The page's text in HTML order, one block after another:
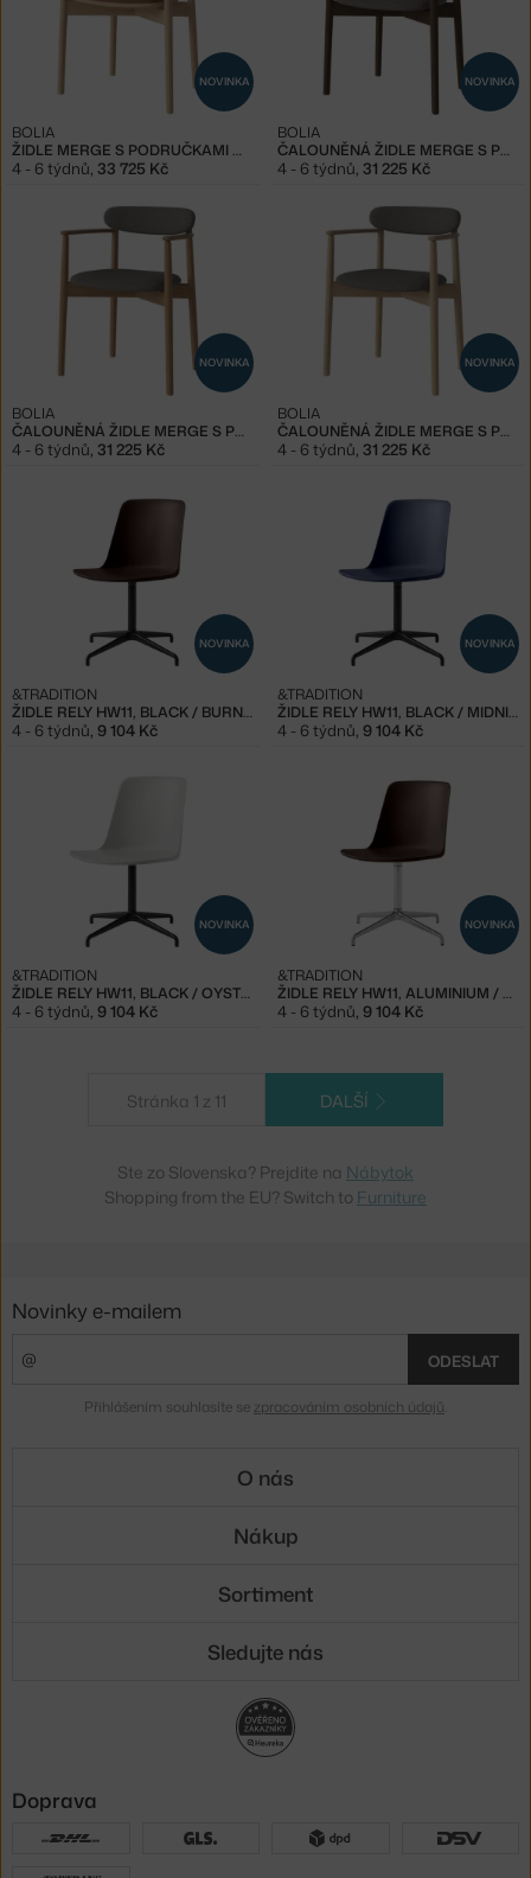
NOVINKA
ŽIDLE MERGE S PODRUČKAMI WHITE OAK, COGNAC
BOLIA
4 - 6 týdnů, 33 725 Kč
NOVINKA
ČALOUNĚNÁ ŽIDLE MERGE S PODRUČKAMI DARK OAK, STEEL GREY
BOLIA
4 - 6 týdnů, 31 225 Kč
NOVINKA
ČALOUNĚNÁ ŽIDLE MERGE S PODRUČKAMI OILED OAK, STEEL GREY
BOLIA
4 - 6 týdnů, 31 225 Kč
NOVINKA
ČALOUNĚNÁ ŽIDLE MERGE S PODRUČKAMI WHITE OAK, STEEL GREY
BOLIA
4 - 6 týdnů, 31 225 Kč
NOVINKA
ŽIDLE RELY HW11, BLACK / BURNT UMBER
&TRADITION
4 - 6 týdnů, 9 104 Kč
NOVINKA
ŽIDLE RELY HW11, BLACK / MIDNIGHT
&TRADITION
4 - 6 týdnů, 9 104 Kč
NOVINKA
ŽIDLE RELY HW11, BLACK / OYSTER
&TRADITION
4 - 6 týdnů, 9 104 Kč
NOVINKA
ŽIDLE RELY HW11, ALUMINIUM / BURNT UMBER
&TRADITION
4 - 6 týdnů, 9 104 Kč
Stránka 1 z 11 DALŠÍ
Ste zo Slovenska? Prejdite na Nábytok
Shopping from the EU? Switch to Furniture
Novinky e-mailem
ODESLAT
Přihlášením souhlasíte se zpracováním osobních údajů
O nás
Nákup
Sortiment
Sledujte nás
Doprava